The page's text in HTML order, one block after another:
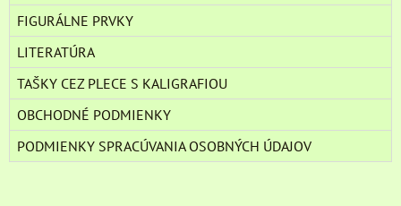
FIGURÁLNE PRVKY
LITERATÚRA
TAŠKY CEZ PLECE S KALIGRAFIOU
OBCHODNÉ PODMIENKY
PODMIENKY SPRACÚVANIA OSOBNÝCH ÚDAJOV